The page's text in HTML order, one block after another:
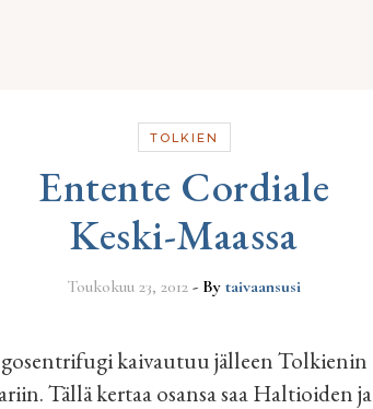
TOLKIEN
Entente Cordiale
Keski-Maassa
Toukokuu 23, 2012 - Bytaivaansusi
Tällä kertaa osansa saa Haltioiden ja